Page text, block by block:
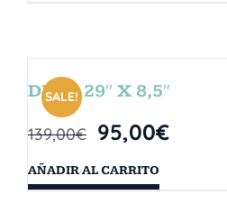
SALE!
DROP 29″ X 8,5″
139,00€ 95,00€
AÑADIR AL CARRITO